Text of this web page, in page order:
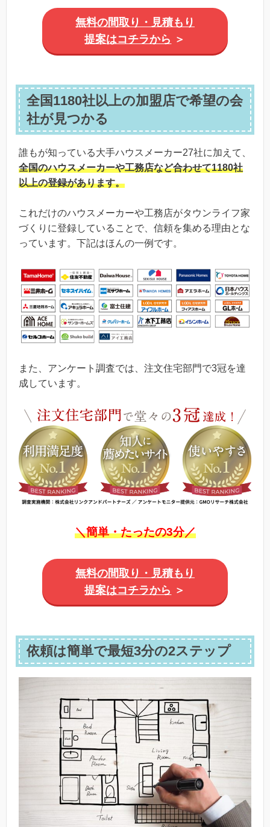
無料の間取り・見積もり
提案はコチラから ＞
全国1180社以上の加盟店で希望の会
社が見つかる
誰もが知っている大手ハウスメーカー27社に加えて、
全国のハウスメーカーや工務店など合わせて1180社
以上の登録があります。
これだけのハウスメーカーや工務店がタウンライフ家
づくりに登録していることで、信頼を集める理由とな
っています。下記はほんの一例です。
また、アンケート調査では、注文住宅部門で3冠を達
成しています。
＼簡単・たったの3分／
無料の間取り・見積もり
提案はコチラから ＞
依頼は簡単で最短3分の2ステップ